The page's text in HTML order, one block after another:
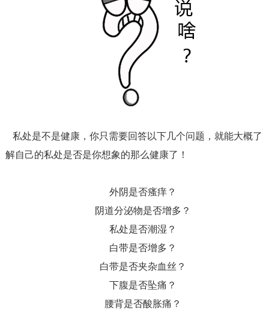
私处是不是健康，你只需要回答以下几个问题，就能大概了
解自己的私处是否是你想象的那么健康了！
外阴是否瘙痒？
阴道分泌物是否增多？
私处是否潮湿？
白带是否增多？
白带是否夹杂血丝？
下腹是否坠痛？
腰背是否酸胀痛？